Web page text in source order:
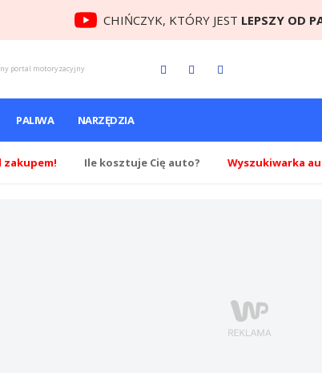
CHIŃCZYK, KTÓRY JEST LEPSZY OD
portal motoryzacyjny
PALIWA NARZĘDZIA
zakupem! Ile kosztuje Cię auto? Wyszukiwarka